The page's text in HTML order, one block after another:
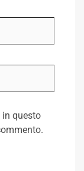
in questo